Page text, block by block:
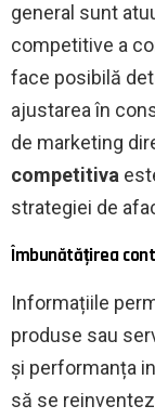
general sunt
competitive a
face posibilă
ajustarea în
de marketing
competitiva
strategiei de
Îmbunătățirea
Informațiile
produse sau
și performanța
să se